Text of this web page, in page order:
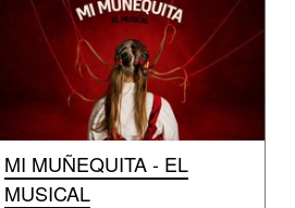
MI MUÑEQUITA - EL
MUSICAL